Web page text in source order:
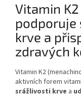
Vitamin
krve a
zdravých
Vitamin K2
aktivních forem
srážlivosti krve a